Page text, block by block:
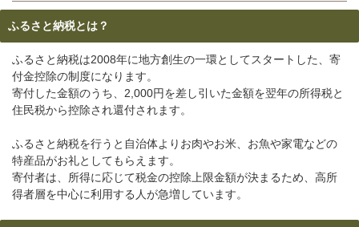
ふるさと納税とは？
ふるさと納税は2008年に地方創生の一環としてスタートした、寄
付金控除の制度になります。
寄付した金額のうち、2,000円を差し引いた金額を翌年の所得税と
住民税から控除され還付されます。
ふるさと納税を行うと自治体よりお肉やお米、お魚や家電などの
特産品がお礼としてもらえます。
寄付者は、所得に応じて税金の控除上限金額が決まるため、高所
得者層を中心に利用する人が急増しています。